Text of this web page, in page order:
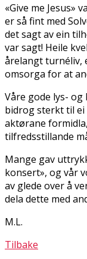
«Give me Jesus»
er så fint med
det sagt av ein
var sagt! Heile
årelangt turnéliv,
omsorga for at
Våre gode lys-
bidrog sterkt til ei
aktørane
tilfredsstillande
Mange gav
konsert», og vår
av glede over å
dela dette med
M.L.
Tilbake